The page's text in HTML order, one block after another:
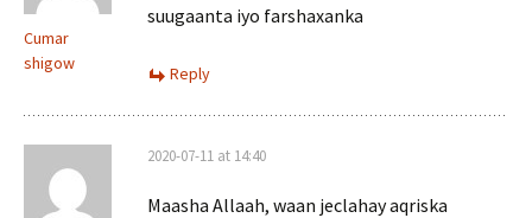
Cumar
shigow
suugaanta iyo farshaxanka
Reply
2020-07-11 at 14:40
Maasha Allaah, waan jeclahay aqriska